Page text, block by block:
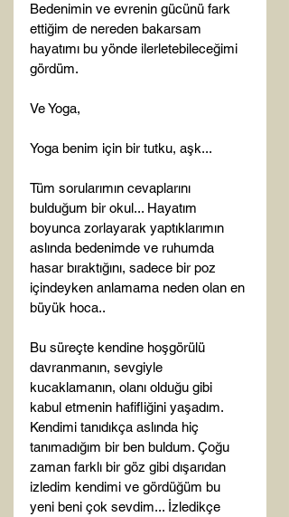
Bedenimin ve evrenin gücünü fark
ettiğim de nereden bakarsam
hayatımı bu yönde ilerletebileceğimi
gördüm.
Ve Yoga,
Yoga benim için bir tutku, aşk...
Tüm sorularımın cevaplarını
bulduğum bir okul... Hayatım
boyunca zorlayarak yaptıklarımın
aslında bedenimde ve ruhumda
hasar bıraktığını, sadece bir poz
içindeyken anlamama neden olan en
büyük hoca..
Bu süreçte kendine hoşgörülü
davranmanın, sevgiyle
kucaklamanın, olanı olduğu gibi
kabul etmenin hafifliğini yaşadım.
Kendimi tanıdıkça aslında hiç
tanımadığım bir ben buldum. Çoğu
zaman farklı bir göz gibi dışarıdan
izledim kendimi ve gördüğüm bu
yeni beni çok sevdim... İzledikçe